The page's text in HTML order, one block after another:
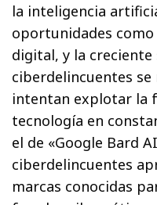
la inteligencia
oportunidades
digital, y la
ciberdelincuentes se
intentan explotar la
tecnología en
el de «Google Bard
ciberdelincuentes
marcas conocidas